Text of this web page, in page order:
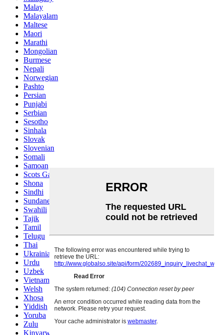
Malay
Malayalam
Maltese
Maori
Marathi
Mongolian
Burmese
Nepali
Norwegian
Pashto
Persian
Punjabi
Serbian
Sesotho
Sinhala
Slovak
Slovenian
Somali
Samoan
Scots Gaelic
Shona
Sindhi
Sundanese
Swahili
Tajik
Tamil
Telugu
Thai
Ukrainian
Urdu
Uzbek
Vietnamese
Welsh
Xhosa
Yiddish
Yoruba
Zulu
Kinyarwanda